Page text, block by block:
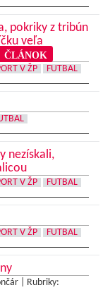
pokriky z tribún
veľa
V ŽP FUTBAL
nezískali,
V ŽP FUTBAL
V ŽP FUTBAL
|
Rubriky: